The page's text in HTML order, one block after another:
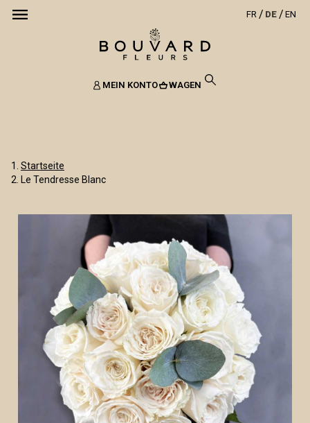
FR DE EN
MEIN KONTO WAGEN
Startseite
Le Tendresse Blanc